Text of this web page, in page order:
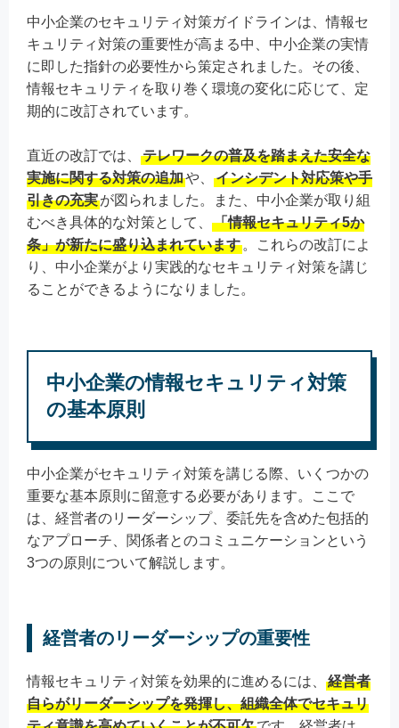
中小企業のセキュリティ対策ガイドラインは、情報セ
キュリティ対策の重要性が高まる中、中小企業の実情
に即した指針の必要性から策定されました。その後、
情報セキュリティを取り巻く環境の変化に応じて、定
期的に改訂されています。
直近の改訂では、
テレワークの普及を踏まえた安全な
実施に関する対策の追加や、
インシデント対応策や手
引きの充実が図られました。また、中小企業が取り組
むべき具体的な対策として、
「情報セキュリティ5か
条」が新たに盛り込まれています 。これらの改訂によ
り、中小企業がより実践的なセキュリティ対策を講じ
ることができるようになりました。
中小企業の情報セキュリティ対策
の基本原則
中小企業がセキュリティ対策を講じる際、いくつかの
重要な基本原則に留意する必要があります。ここで
は、経営者のリーダーシップ、委託先を含めた包括的
なアプローチ、関係者とのコミュニケーションという
3つの原則について解説します。
経営者のリーダーシップの重要性
情報セキュリティ対策を効果的に進めるには、
経営者
自らがリーダーシップを発揮し、組織全体でセキュリ